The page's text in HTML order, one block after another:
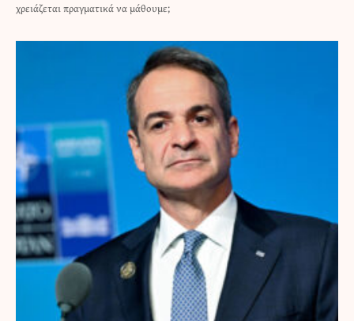
χρειάζεται πραγματικά να μάθουμε;